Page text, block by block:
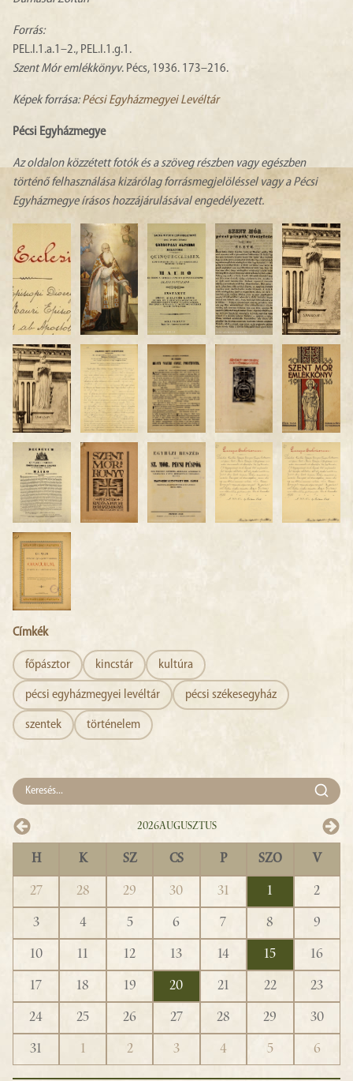
Forrás:
PEL.I.1.a.1–2., PEL.I.1.g.1.
Szent Mór emlékkönyv. Pécs, 1936. 173–216.
Képek forrása:Pécsi Egyházmegyei Levéltár
Pécsi Egyházmegye
Az oldalon közzétett fotók és a szöveg részben vagy egészben
történő felhasználása kizárólag forrásmegjelöléssel vagy a Pécsi
Egyházmegye írásos hozzájárulásával engedélyezett.
Címkék
főpásztor kincstár kultúra
pécsi egyházmegyei levéltár pécsi székesegyház
szentek történelem
2026Augusztus
H K SZ CS P SZO V
27 28 29 30 31 1
2
3
4 5 6 7 8
9
10
11 12 13 14 15
16
17
18 19 20 21 22
23
24
25 26 27 28 29
30
31
1 2 3 4 5 6